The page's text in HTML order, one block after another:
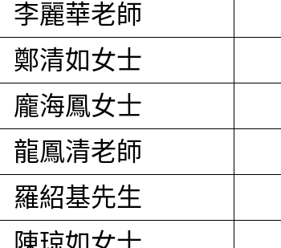
李麗華老師
鄭清如女士
龐海鳳女士
龍鳳清老師
羅紹基先生